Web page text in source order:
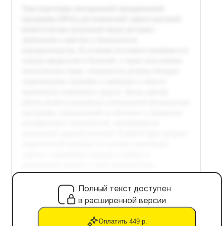
Полный текст доступен
в расширенной версии
Оплатить 449 р.